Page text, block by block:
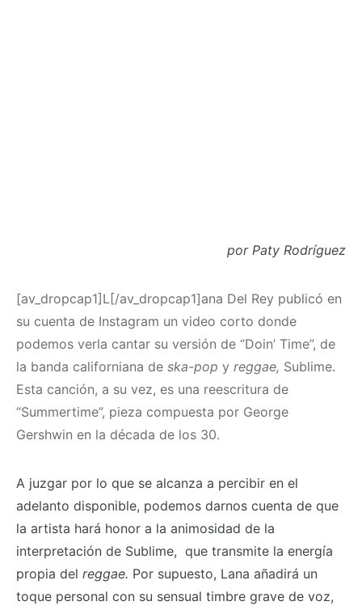
por Paty Rodríguez
[av_dropcap1]L[/av_dropcap1]ana Del Rey publicó en
su cuenta de Instagram un video corto donde
podemos verla cantar su versión de “Doin’ Time”, de
la banda californiana de ska-pop y reggae, Sublime.
Esta canción, a su vez, es una reescritura de
“Summertime”, pieza compuesta por George
Gershwin en la década de los 30.
A juzgar por lo que se alcanza a percibir en el
adelanto disponible, podemos darnos cuenta de que
la artista hará honor a la animosidad de la
interpretación de Sublime, que transmite la energía
propia del reggae. Por supuesto, Lana añadirá un
toque personal con su sensual timbre grave de voz,